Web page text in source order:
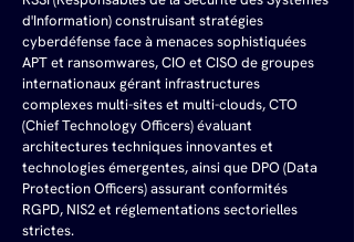
d'Information) construisant stratégies
cyberdéfense face à menaces sophistiquées
APT et ransomwares, CIO et CISO de groupes
internationaux gérant infrastructures
complexes multi-sites et multi-clouds, CTO
(Chief Technology Officers) évaluant
architectures techniques innovantes et
technologies émergentes, ainsi que DPO (Data
Protection Officers) assurant conformités
RGPD, NIS2 et réglementations sectorielles
strictes.